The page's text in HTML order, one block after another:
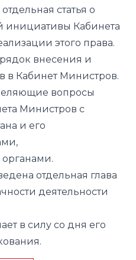
статья о
инициативы Кабинета
этого права.
внесения и
в Кабинет Министров.
вопросы
Министров с
и его
отдельная глава
деятельности
в силу со дня его